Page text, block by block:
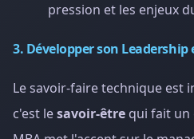
pression et les enjeux
3. Développer son Leadership
Le savoir-faire technique est
c'est lesavoir-être qui fait un